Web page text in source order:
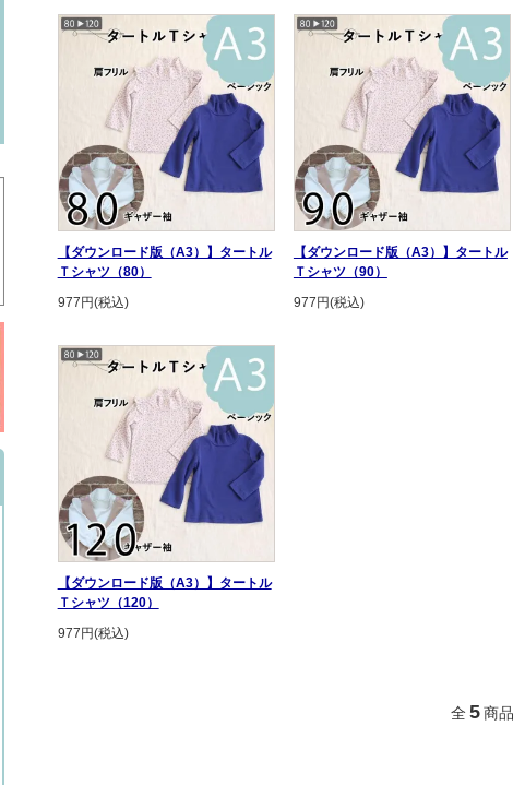
【ダウンロード版（A3）】タートル
Ｔシャツ（80）
977円(税込)
【ダウンロード版（A3）】タートル
Ｔシャツ（90）
977円(税込)
【ダウンロード版（A3）】タートル
Ｔシャツ（120）
977円(税込)
全5商品